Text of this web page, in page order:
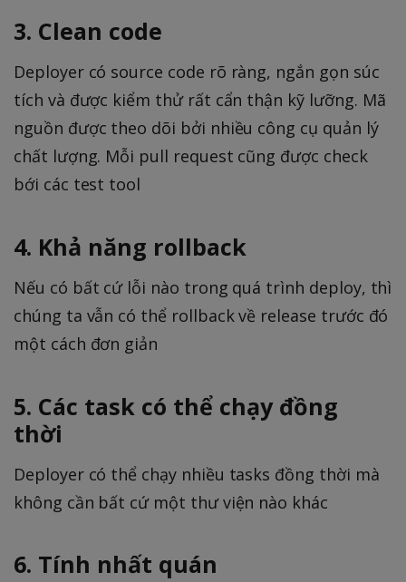
3. Clean code
Deployer có source code rõ ràng, ngắn gọn súc
tích và được kiểm thử rất cẩn thận kỹ lưỡng. Mã
nguồn được theo dõi bởi nhiều công cụ quản lý
chất lượng. Mỗi pull request cũng được check
bới các test tool
4. Khả năng rollback
Nếu có bất cứ lỗi nào trong quá trình deploy, thì
chúng ta vẫn có thể rollback về release trước đó
một cách đơn giản
5. Các task có thể chạy đồng
thời
Deployer có thể chạy nhiều tasks đồng thời mà
không cần bất cứ một thư viện nào khác
6. Tính nhất quán